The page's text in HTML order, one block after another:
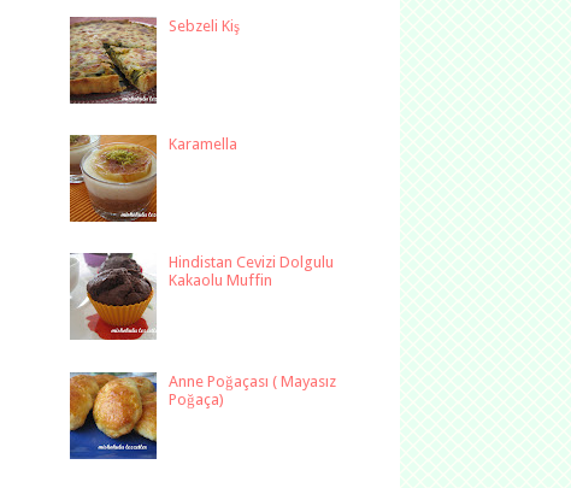
Sebzeli Kiş
Karamella
Hindistan Cevizi Dolgulu
Kakaolu Muffin
Anne Poğaçası ( Mayasız
Poğaça)